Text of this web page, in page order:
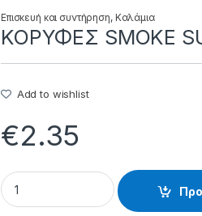
Επισκευή και συντήρηση, Καλάμια
ΚΟΡΥΦΕΣ SMOKE
Add to wishlist
€2.35
ΚΟΡΥΦΕΣ SMOKE SURF -